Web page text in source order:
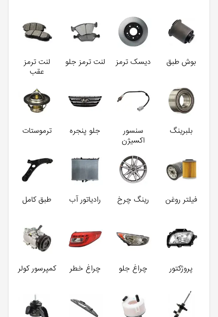
بوش طبق دیسک ترمز لنت ترمز جلو
لنت ترمز
عقب
بلبرینگ
سنسور
اکسیژن
جلو پنجره ترموستات
فیلتر روغن رینگ چرخ رادیاتور آب طبق کامل
پروژکتور چراغ جلو چراغ خطر کمپرسور کولر